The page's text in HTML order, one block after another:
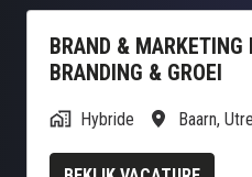
BRAND &
BRANDING & GROEI
Hybride Baarn,